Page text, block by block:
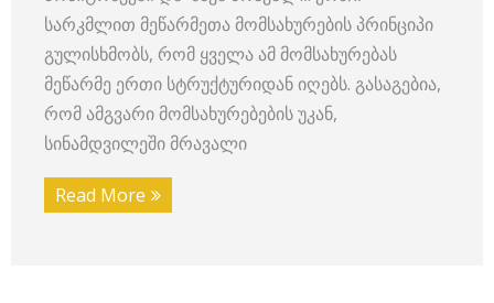
სარკმლით მეწარმეთა მომსახურების პრინციპი
გულისხმობს, რომ ყველა ამ მომსახურებას
მეწარმე ერთი სტრუქტურიდან იღებს. გასაგებია,
რომ ამგვარი მომსახურებების უკან,
სინამდვილეში მრავალი
Read More